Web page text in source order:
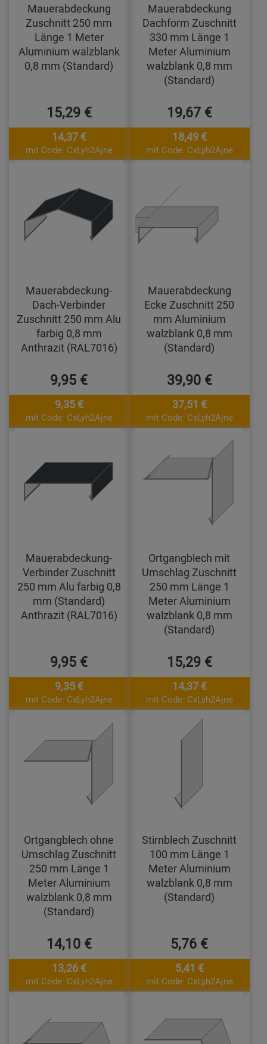
Mauerabdeckung
Zuschnitt 250 mm
Länge 1 Meter
Aluminium walzblank
0,8 mm (Standard)
15,29 €
14,37 €
mit Code: CxLyh2Ajne
Mauerabdeckung
Dachform Zuschnitt
330 mm Länge 1
Meter Aluminium
walzblank 0,8 mm
(Standard)
19,67 €
18,49 €
mit Code: CxLyh2Ajne
Mauerabdeckung-
Dach-Verbinder
Zuschnitt 250 mm Alu
farbig 0,8 mm
Anthrazit (RAL7016)
9,95 €
9,35 €
mit Code: CxLyh2Ajne
Mauerabdeckung
Ecke Zuschnitt 250
mm Aluminium
walzblank 0,8 mm
(Standard)
39,90 €
37,51 €
mit Code: CxLyh2Ajne
Mauerabdeckung-
Verbinder Zuschnitt
250 mm Alu farbig 0,8
mm (Standard)
Anthrazit (RAL7016)
9,95 €
9,35 €
mit Code: CxLyh2Ajne
Ortgangblech mit
Umschlag Zuschnitt
250 mm Länge 1
Meter Aluminium
walzblank 0,8 mm
(Standard)
15,29 €
14,37 €
mit Code: CxLyh2Ajne
Ortgangblech ohne
Umschlag Zuschnitt
250 mm Länge 1
Meter Aluminium
walzblank 0,8 mm
(Standard)
14,10 €
13,26 €
mit Code: CxLyh2Ajne
Stirnblech Zuschnitt
100 mm Länge 1
Meter Aluminium
walzblank 0,8 mm
(Standard)
5,76 €
5,41 €
mit Code: CxLyh2Ajne